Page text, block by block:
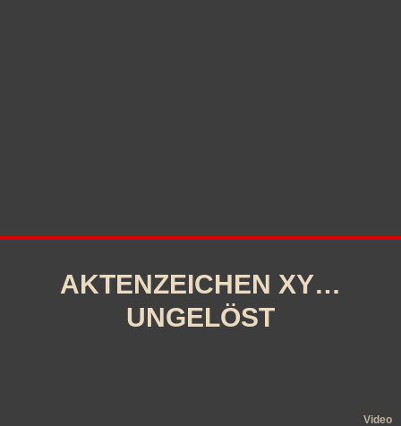
AKTENZEICHEN XY…
UNGELÖST
Video